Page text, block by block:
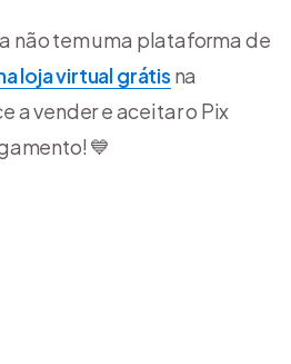
não tem uma plataforma de
loja virtual grátis na
a vender e aceitar o Pix
💙